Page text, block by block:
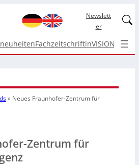
Newslett
er
FachzeitschriftinVISION Top
» Neues Fraunhofer-Zentrum für
Zentrum für